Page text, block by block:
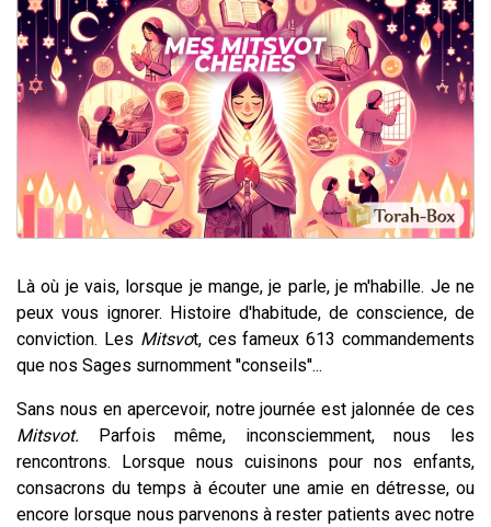
2 personnes viennent de nous rejoindre sur WhatsApp
13 personnes viennent de demander une bénédiction
Il reste 49 places pour étudier en groupe sur Zoom
12 nouvelles musiques dans Torah-Box Music
Là où je vais, lorsque je mange, je parle, je m'habille. Je ne
peux vous ignorer. Histoire d'habitude, de conscience, de
conviction. Les Mitsvot, ces fameux 613 commandements
que nos Sages surnomment ''conseils''...
Sans nous en apercevoir, notre journée est jalonnée de ces
Mitsvot. Parfois même, inconsciemment, nous les
rencontrons. Lorsque nous cuisinons pour nos enfants,
consacrons du temps à écouter une amie en détresse, ou
encore lorsque nous parvenons à rester patients avec notre